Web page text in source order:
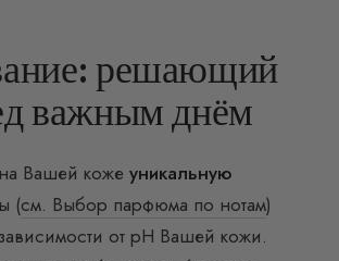
решающий
важным днём
Вашей коже уникальную
(см. Выбор парфюма по нотам)
от pH Вашей кожи.